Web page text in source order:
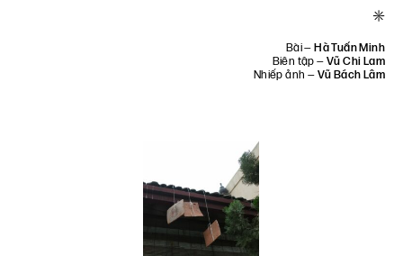
*
Bài — Hà Tuấn Minh
Biên tập — Vũ Chi Lam
Nhiếp ảnh — Vũ Bách Lâm